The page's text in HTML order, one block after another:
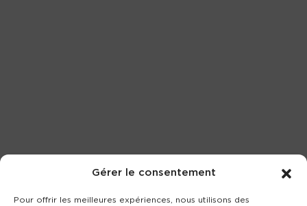
Gérer le consentement
Pour offrir les meilleures expériences, nous utilisons des